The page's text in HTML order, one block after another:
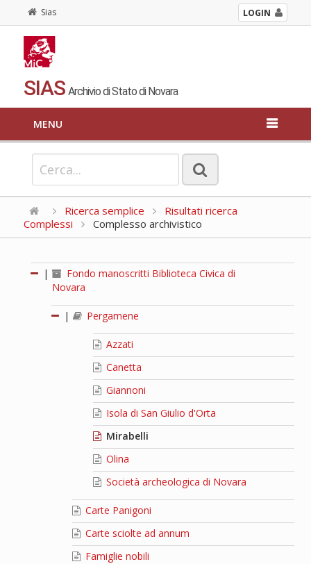
Sias LOGIN
SIAS Archivio di Stato di Novara
MENU
Ricerca semplice
Risultati ricerca
Complessi
Complesso archivistico
|
Fondo manoscritti Biblioteca Civica di
Novara
| Pergamene
Azzati
Canetta
Giannoni
Isola di San Giulio d'Orta
Mirabelli
Olina
Società archeologica di Novara
Carte Panigoni
Carte sciolte ad annum
Famiglie nobili